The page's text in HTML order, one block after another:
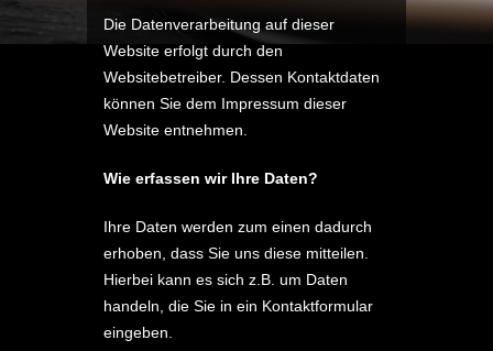
Die Datenverarbeitung auf dieser
Website erfolgt durch den
Websitebetreiber. Dessen Kontaktdaten
können Sie dem Impressum dieser
Website entnehmen.
Wie erfassen wir Ihre Daten?
Ihre Daten werden zum einen dadurch
erhoben, dass Sie uns diese mitteilen.
Hierbei kann es sich z.B. um Daten
handeln, die Sie in ein Kontaktformular
eingeben.